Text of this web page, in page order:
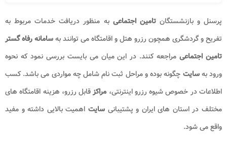
پرسنل و بازنشستگان تامین اجتماعی به منظور دریافت خدمات مربوط به
تفریح و گردشگری همچون رزرو هتل و اقامتگاه می توانند بهسامانه رفاه گستر
تامین اجتماعیمراجعه کنند. در این میان می بایست بررسی نمود که نحوه
ورود بهسایت چگونه بوده و مراحل ثبت نام شامل چه مواردی می باشد. کسب
اطلاعات در خصوص شیوه رزرو اینترنتی، مراکزقابل رزرو، هزینه اقامتگاه های
مختلف در استان های ایران و پشتیبانیسایت اهمیت بالایی داشته و مفید
واقع می شود.